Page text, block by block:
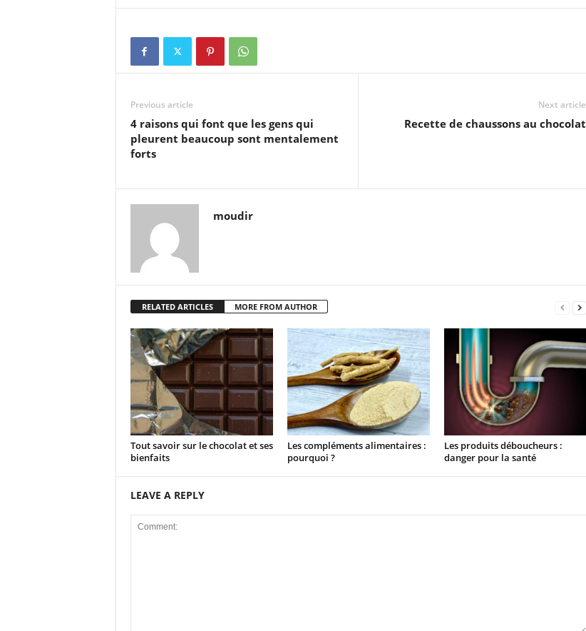
Previous article
4 raisons qui font que les gens qui
pleurent beaucoup sont mentalement
forts
Next article
Recette de chaussons au chocolat
moudir
RELATED ARTICLES MORE FROM AUTHOR
Tout savoir sur le chocolat et ses
bienfaits
Les compléments alimentaires :
pourquoi ?
Les produits déboucheurs :
danger pour la santé
LEAVE A REPLY